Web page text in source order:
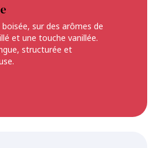
sur des arômes de
et une touche vanillée.
structurée et